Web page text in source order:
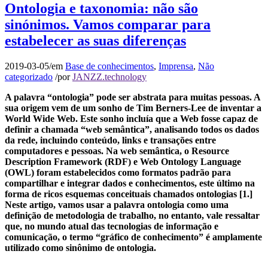
Ontologia e taxonomia: não são
sinónimos. Vamos comparar para
estabelecer as suas diferenças
2019-03-05/em Base de conhecimentos, Imprensa, Não
categorizado /porJANZZ.technology
A palavra “ontologia” pode ser abstrata para muitas pessoas. A
sua origem vem de um sonho de Tim Berners-Lee de inventar a
World Wide Web. Este sonho incluía que a Web fosse capaz de
definir a chamada “web semântica”, analisando todos os dados
da rede, incluindo conteúdo, links e transações entre
computadores e pessoas. Na web semântica, o Resource
Description Framework (RDF) e Web Ontology Language
(OWL) foram estabelecidos como formatos padrão para
compartilhar e integrar dados e conhecimentos, este último na
forma de ricos esquemas conceituais chamados ontologias [1.]
Neste artigo, vamos usar a palavra ontologia como uma
definição de metodologia de trabalho, no entanto, vale ressaltar
que, no mundo atual das tecnologias de informação e
comunicação, o termo “gráfico de conhecimento” é amplamente
utilizado como sinônimo de ontologia.